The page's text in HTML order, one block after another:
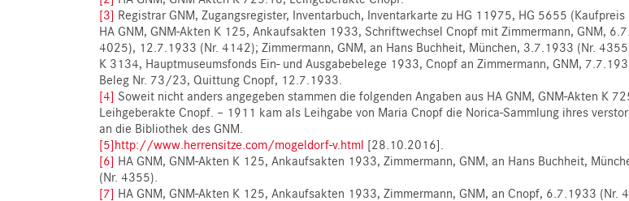
[3] Registrar GNM, Zugangsregister, Inventarbuch, Inventarkarte zu HG 11975, HG 5655
HA GNM, GNM-Akten K 125, Ankaufsakten 1933, Schriftwechsel Cnopf mit Zimmermann, GNM,
4025), 12.7.1933 (Nr. 4142); Zimmermann, GNM, an Hans Buchheit, München, 3.7.1933 (Nr.
K 3134, Hauptmuseumsfonds Ein- und Ausgabebelege 1933, Cnopf an Zimmermann, GNM,
Beleg Nr. 73/23, Quittung Cnopf, 12.7.1933.
[4] Soweit nicht anders angegeben stammen die folgenden Angaben aus HA GNM, GNM-Akten K
Leihgeberakte Cnopf. – 1911 kam als Leihgabe von Maria Cnopf die Norica-Sammlung ihres
an die Bibliothek des GNM.
[5]http://www.herrensitze.com/mogeldorf-v.html [28.10.2016].
[6] HA GNM, GNM-Akten K 125, Ankaufsakten 1933, Zimmermann, GNM, an Hans Buchheit,
(Nr. 4355).
[7] HA GNM, GNM-Akten K 125, Ankaufsakten 1933, Zimmermann, GNM, an Cnopf, 6.7.1933 (Nr.